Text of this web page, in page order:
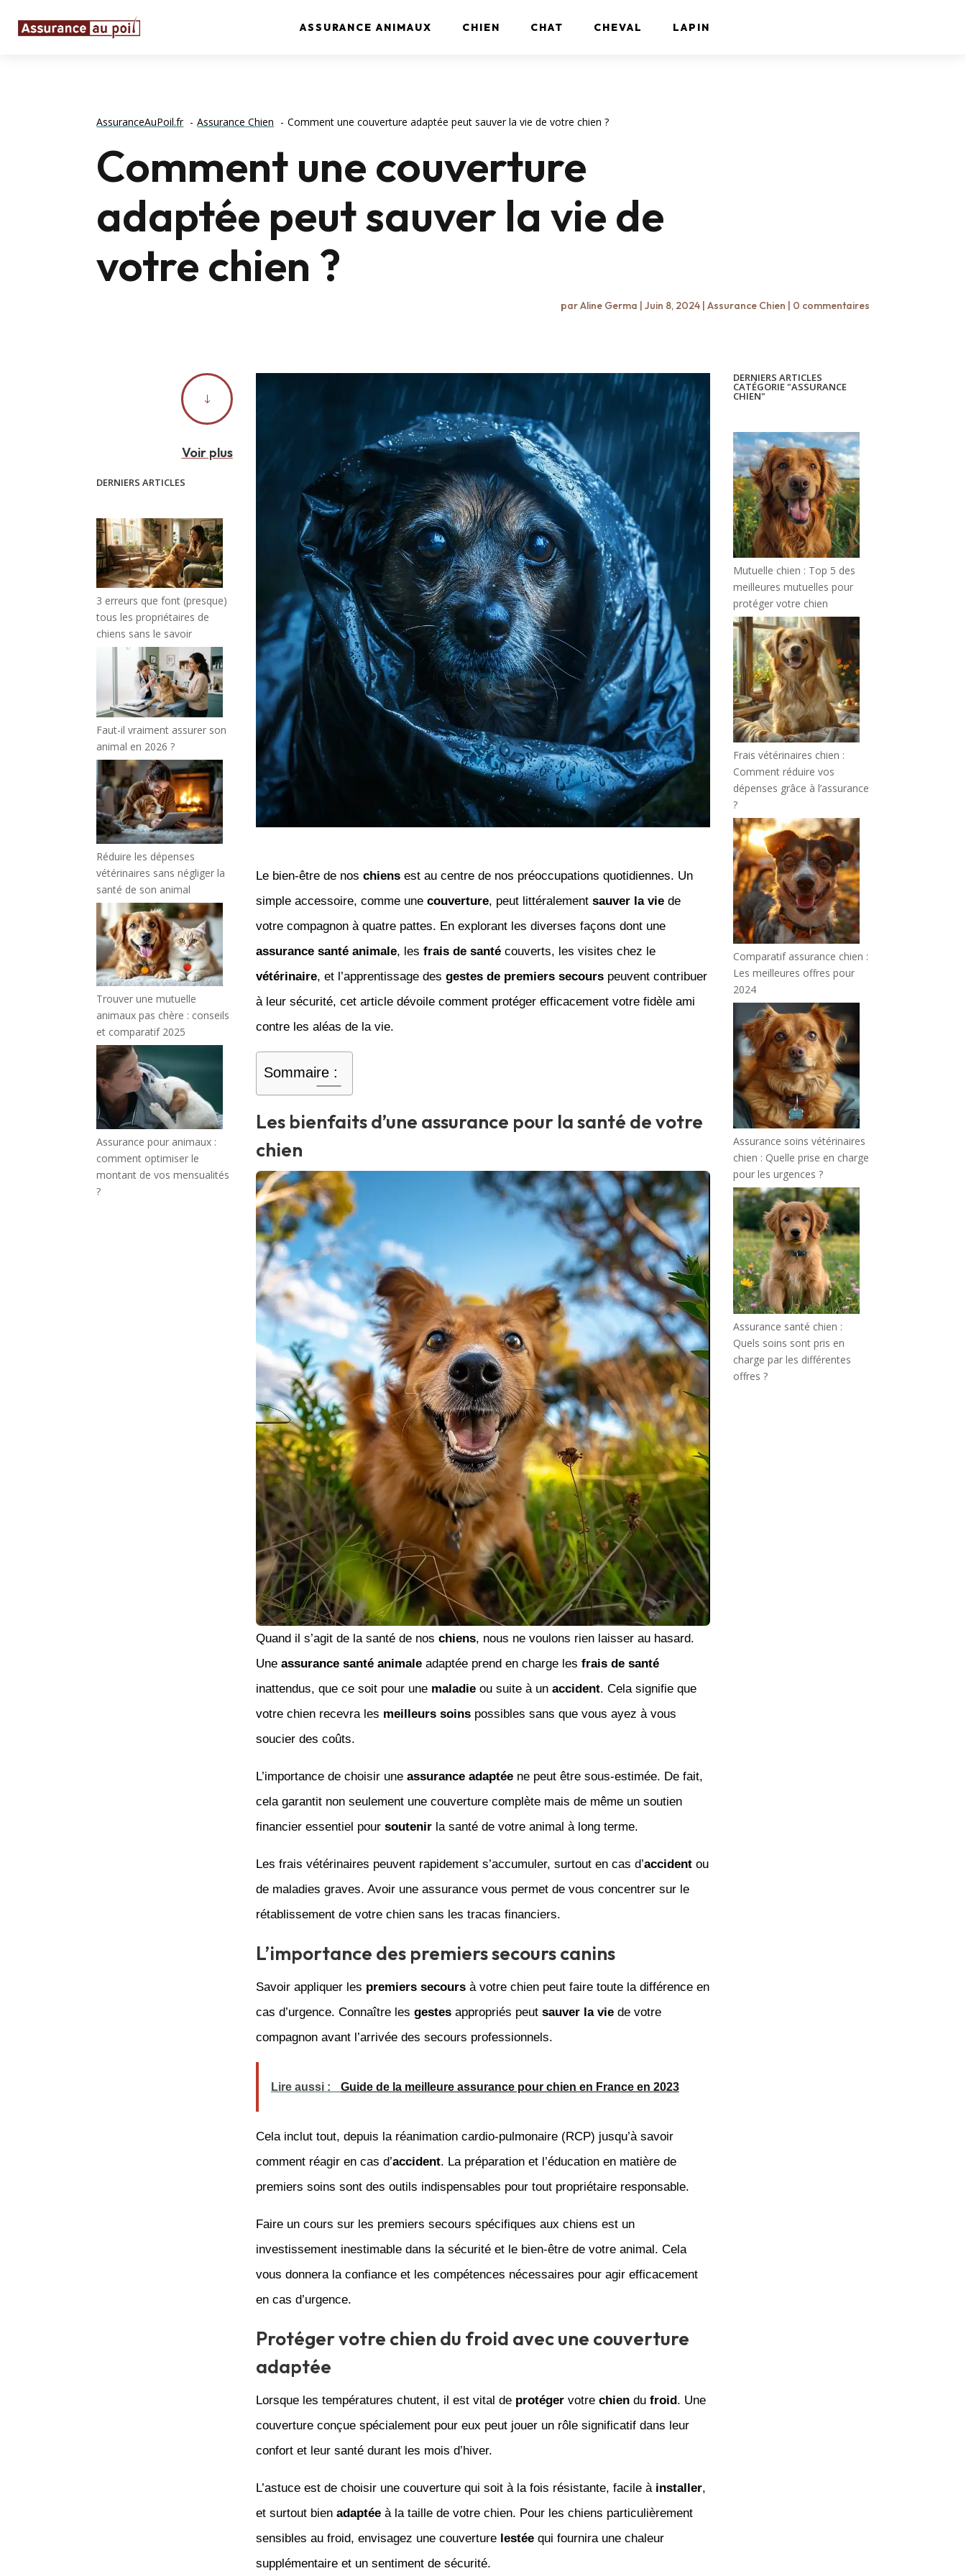
ASSURANCE ANIMAUX CHIEN CHAT CHEVAL LAPIN
AssuranceAuPoil.fr Assurance Chien Comment une couverture adaptée peut sauver la vie de votre chien ?
Comment une couverture
adaptée peut sauver la vie de
votre chien ?
parAline Germa | Juin 8, 2024| Assurance Chien | 0 commentaires
"
Voir plus
DERNIERS ARTICLES
3 erreurs que font (presque)
tous les propriétaires de
chiens sans le savoir
Faut-il vraiment assurer son
animal en 2026 ?
Réduire les dépenses
vétérinaires sans négliger la
santé de son animal
Trouver une mutuelle
animaux pas chère : conseils
et comparatif 2025
Assurance pour animaux :
comment optimiser le
montant de vos mensualités
?
Le bien-être de nos chiensest au centre de nos préoccupations quotidiennes. Un
simple accessoire, comme une couverture, peut littéralement sauver la viede
votre compagnon à quatre pattes. En explorant les diverses façons dont une
assurance santé animale, les frais de santécouverts, les visites chez le
vétérinaire, et l’apprentissage des gestes de premiers secourspeuvent contribuer
à leur sécurité, cet article dévoile comment protéger efficacement votre fidèle ami
contre les aléas de la vie.
Sommaire :
Les bienfaits d’une assurance pour la santé de votre
chien
Quand il s’agit de la santé de nos chiens, nous ne voulons rien laisser au hasard.
Une assurance santé animaleadaptée prend en charge les frais de santé
inattendus, que ce soit pour une maladieou suite à un accident. Cela signifie que
votre chien recevra les meilleurs soinspossibles sans que vous ayez à vous
soucier des coûts.
L’importance de choisir une assurance adaptéene peut être sous-estimée. De fait,
cela garantit non seulement une couverture complète mais de même un soutien
financier essentiel pour soutenirla santé de votre animal à long terme.
Les frais vétérinaires peuvent rapidement s’accumuler, surtout en cas d’accidentou
de maladies graves. Avoir une assurance vous permet de vous concentrer sur le
rétablissement de votre chien sans les tracas financiers.
L’importance des premiers secours canins
Savoir appliquer les premiers secoursà votre chien peut faire toute la différence en
cas d’urgence. Connaître les gestesappropriés peut sauver la viede votre
compagnon avant l’arrivée des secours professionnels.
Lire aussi : Guide de la meilleure assurance pour chien en France en 2023
Cela inclut tout, depuis la réanimation cardio-pulmonaire (RCP) jusqu’à savoir
comment réagir en cas d’accident. La préparation et l’éducation en matière de
premiers soins sont des outils indispensables pour tout propriétaire responsable.
Faire un cours sur les premiers secours spécifiques aux chiens est un
investissement inestimable dans la sécurité et le bien-être de votre animal. Cela
vous donnera la confiance et les compétences nécessaires pour agir efficacement
en cas d’urgence.
Protéger votre chien du froid avec une couverture
adaptée
Lorsque les températures chutent, il est vital de protégervotre chiendu froid. Une
couverture conçue spécialement pour eux peut jouer un rôle significatif dans leur
confort et leur santé durant les mois d’hiver.
L’astuce est de choisir une couverture qui soit à la fois résistante, facile à installer,
et surtout bien adaptéeà la taille de votre chien. Pour les chiens particulièrement
sensibles au froid, envisagez une couverture lestéequi fournira une chaleur
supplémentaire et un sentiment de sécurité.
DERNIERS ARTICLES
CATÉGORIE "ASSURANCE
CHIEN"
Mutuelle chien : Top 5 des
meilleures mutuelles pour
protéger votre chien
Frais vétérinaires chien :
Comment réduire vos
dépenses grâce à l’assurance
?
Comparatif assurance chien :
Les meilleures offres pour
2024
Assurance soins vétérinaires
chien : Quelle prise en charge
pour les urgences ?
Assurance santé chien :
Quels soins sont pris en
charge par les différentes
offres ?